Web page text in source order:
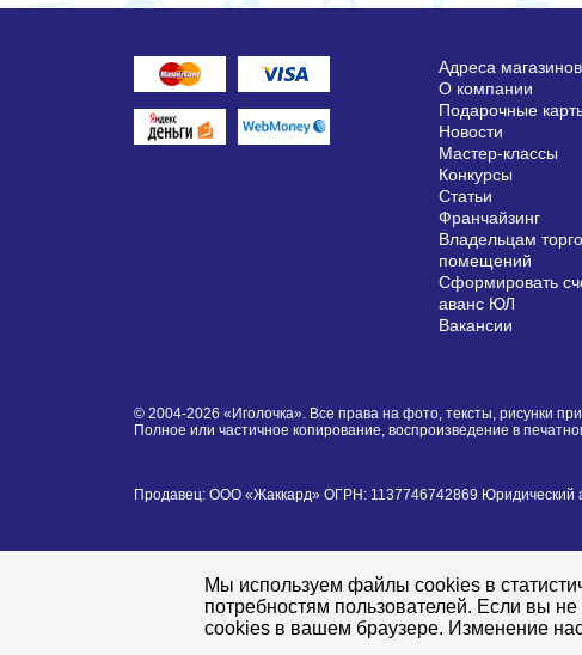
Адреса магазинов
О компании
Подарочные
Новости
Мастер-классы
Конкурсы
Статьи
Франчайзинг
Владельцам
помещений
Сформировать
аванс ЮЛ
Вакансии
© 2004-2026 «Иголочка». Все права на фото, тексты, рисунки
Полное или частичное копирование, воспроизведение в
Продавец: ООО «Жаккард» ОГРН: 1137746742869 Юридический
Мы используем файлы cookies в
потребностям пользователей. Если вы
cookies в вашем браузере. Изменение